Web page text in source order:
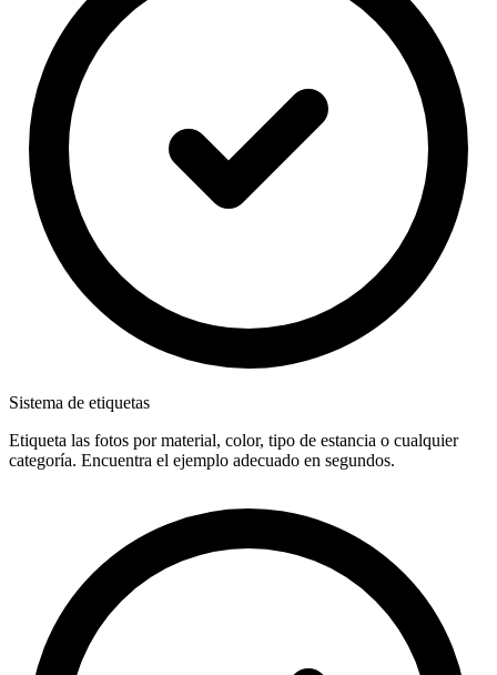
Sistema de etiquetas
Etiqueta las fotos por material, color, tipo de estancia o cualquier
categoría. Encuentra el ejemplo adecuado en segundos.